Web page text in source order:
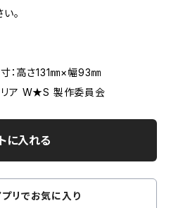
。
：高さ131㎜×幅93㎜
ア W★S 製作委員会
に入れる
リでお気に入り